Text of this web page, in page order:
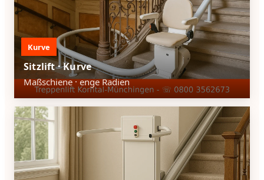
Kurve
Sitzlift · Kurve
Maßschiene · enge Radien